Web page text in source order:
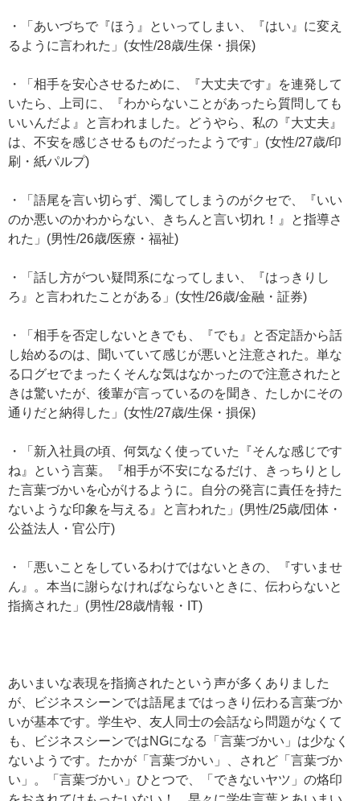
・「あいづちで『ほう』といってしまい、『はい』に変え
るように言われた」(女性/28歳/生保・損保)
・「相手を安心させるために、『大丈夫です』を連発して
いたら、上司に、『わからないことがあったら質問しても
いいんだよ』と言われました。どうやら、私の『大丈夫』
は、不安を感じさせるものだったようです」(女性/27歳/印
刷・紙パルプ)
・「語尾を言い切らず、濁してしまうのがクセで、『いい
のか悪いのかわからない、きちんと言い切れ！』と指導さ
れた」(男性/26歳/医療・福祉)
・「話し方がつい疑問系になってしまい、『はっきりし
ろ』と言われたことがある」(女性/26歳/金融・証券)
・「相手を否定しないときでも、『でも』と否定語から話
し始めるのは、聞いていて感じが悪いと注意された。単な
る口グセでまったくそんな気はなかったので注意されたと
きは驚いたが、後輩が言っているのを聞き、たしかにその
通りだと納得した」(女性/27歳/生保・損保)
・「新入社員の頃、何気なく使っていた『そんな感じです
ね』という言葉。『相手が不安になるだけ、きっちりとし
た言葉づかいを心がけるように。自分の発言に責任を持た
ないような印象を与える』と言われた」(男性/25歳/団体・
公益法人・官公庁)
・「悪いことをしているわけではないときの、『すいませ
ん』。本当に謝らなければならないときに、伝わらないと
指摘された」(男性/28歳/情報・IT)
あいまいな表現を指摘されたという声が多くありました
が、ビジネスシーンでは語尾まではっきり伝わる言葉づか
いが基本です。学生や、友人同士の会話なら問題がなくて
も、ビジネスシーンではNGになる「言葉づかい」は少なく
ないようです。たかが「言葉づかい」、されど「言葉づか
い」。「言葉づかい」ひとつで、「できないヤツ」の烙印